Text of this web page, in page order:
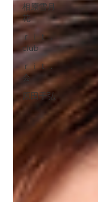
相原雪月
花
ｒｉｔ．
club
ｒｉｔ．
会
原田千弘